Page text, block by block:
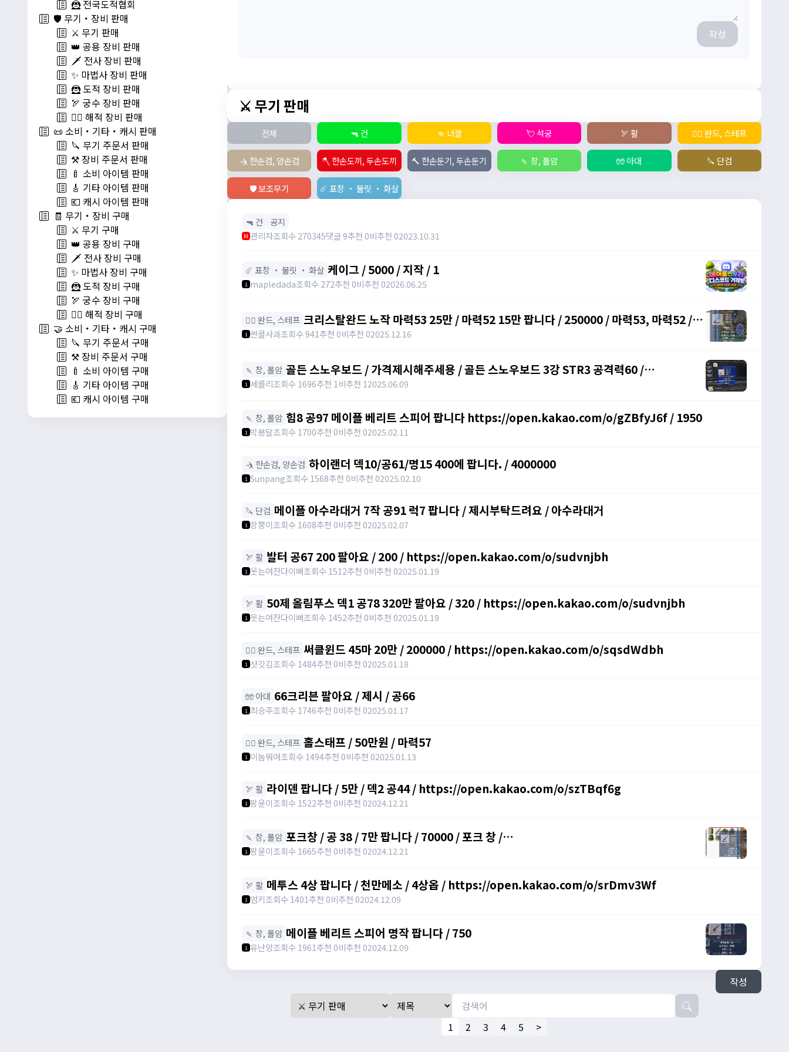
🦹 전국도적협회
🛡️ 무기・장비 판매
⚔️ 무기 판매
👑 공용 장비 판매
🗡️ 전사 장비 판매
✨ 마법사 장비 판매
🦹 도적 장비 판매
🏹 궁수 장비 판매
🏴‍☠️ 해적 장비 판매
📜 소비・기타・캐시 판매
🔪 무기 주문서 판매
⚒️ 장비 주문서 판매
🍼 소비 아이템 판매
🎸 기타 아이템 판매
💶 캐시 아이템 판매
🧾 무기・장비 구매
⚔️ 무기 구매
👑 공용 장비 구매
🗡️ 전사 장비 구매
✨ 마법사 장비 구매
🦹 도적 장비 구매
🏹 궁수 장비 구매
🏴‍☠️ 해적 장비 구매
🤝 소비・기타・캐시 구매
🔪 무기 주문서 구매
⚒️ 장비 주문서 구매
🍼 소비 아이템 구매
🎸 기타 아이템 구매
💶 캐시 아이템 구매
작성
⚔️ 무기 판매
전체 🔫 건 👊 너클 💘 석궁 🏹 활 🧙‍♀️ 완드, 스테프
🤺 한손검, 양손검 🪓 한손도끼, 두손도끼 🔨 한손둔기, 두손둔기 🍡 창, 폴암 🧤 아대 🔪 단검
🛡️ 보조무기 ☄️ 표창 ・ 불릿 ・ 화살
🔫 건 공지
M 관리자조회수 270345댓글 9추천 0비추천 02023.10.31
☄️ 표창 ・ 불릿 ・ 화살 케이그 / 5000 / 지작 / 1
1 mapledada조회수 272추천 0비추천 02026.06.25
🧙‍♀️ 완드, 스테프 크리스탈완드 노작 마력53 25만 / 마력52 15만 팝니다 / 250000 / 마력53, 마력52 /
https://open.kakao.com/o/sdHYKEcg
1 썬콜사과조회수 941추천 0비추천 02025.12.16
🍡 창, 폴암 골든 스노우보드 / 가격제시해주세용 / 골든 스노우보드 3강 STR3 공격력60 /
awwy3820@naver.com
1 세를리조회수 1696추천 1 비추천 12025.06.09
🍡 창, 폴암 힘8 공97 메이플 베리트 스피어 팝니다 https://open.kakao.com/o/gZBfyJ6f / 1950
1 박봉달조회수 1700추천 0비추천 02025.02.11
🤺 한손검, 양손검 하이랜더 덱10/공61/명15 400에 팝니다. / 4000000
1 Sunpang조회수 1568추천 0비추천 02025.02.10
🔪 단검 메이플 아수라대거 7작 공91 럭7 팝니다 / 제시부탁드려요 / 아수라대거
1 장뿡이조회수 1608추천 0비추천 02025.02.07
🏹 활 발터 공67 200 팔아요 / 200 / https://open.kakao.com/o/sudvnjbh
1 웃는여잔다이뻐조회수 1512추천 0비추천 02025.01.19
🏹 활 50제 올림푸스 덱1 공78 320만 팔아요 / 320 / https://open.kakao.com/o/sudvnjbh
1 웃는여잔다이뻐조회수 1452추천 0비추천 02025.01.19
🧙‍♀️ 완드, 스테프 써클윈드 45마 20만 / 200000 / https://open.kakao.com/o/sqsdWdbh
1 삿갓김조회수 1484추천 0비추천 02025.01.18
🧤 아대 66크리븐 팔아요 / 제시 / 공66
1 최승주조회수 1746추천 0비추천 02025.01.17
🧙‍♀️ 완드, 스테프 홀스태프 / 50만원 / 마력57
1 이놈뭐여조회수 1494추천 0비추천 02025.01.13
🏹 활 라이덴 팝니다 / 5만 / 덱2 공44 / https://open.kakao.com/o/szTBqf6g
1 팡윤이조회수 1522추천 0비추천 02024.12.21
🍡 창, 폴암 포크창 / 공 38 / 7만 팝니다 / 70000 / 포크 창 /
https://open.kakao.com/o/szTBqf6g
1 팡윤이조회수 1665추천 0비추천 02024.12.21
🏹 활 메투스 4상 팝니다 / 천만메소 / 4상옵 / https://open.kakao.com/o/srDmv3Wf
1 엄키조회수 1401추천 0비추천 02024.12.09
🍡 창, 폴암 메이플 베리트 스피어 명작 팝니다 / 750
1 유난양조회수 1961추천 0비추천 02024.12.09
작성
1 2 3 4 5 >